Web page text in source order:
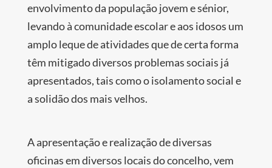
envolvimento da população jovem e sénior,
levando à comunidade escolar e aos idosos um
amplo leque de atividades que de certa forma
têm mitigado diversos problemas sociais já
apresentados, tais como o isolamento social e
a solidão dos mais velhos.
A apresentação e realização de diversas
oficinas em diversos locais do concelho, vem